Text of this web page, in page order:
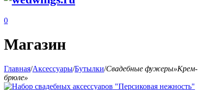
0
Магазин
Главная/Аксессуары/Бутылки/Свадебные фужеры»Крем-
брюле»